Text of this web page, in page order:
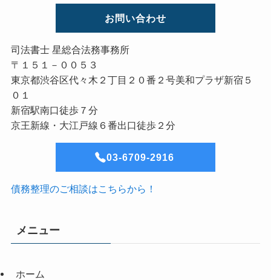
お問い合わせ
司法書士 星総合法務事務所
〒１５１－００５３
東京都渋谷区代々木２丁目２０番２号美和プラザ新宿５
０１
新宿駅南口徒歩７分
京王新線・大江戸線６番出口徒歩２分
03-6709-2916
債務整理のご相談はこちらから！
メニュー
ホーム